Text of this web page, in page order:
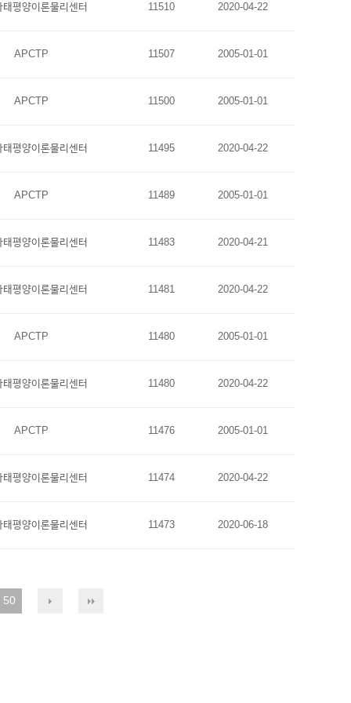
태평양이론물리센터 11510 2020-04-22
APCTP 11507 2005-01-01
APCTP 11500 2005-01-01
태평양이론물리센터 11495 2020-04-22
APCTP 11489 2005-01-01
태평양이론물리센터 11483 2020-04-21
태평양이론물리센터 11481 2020-04-22
APCTP 11480 2005-01-01
태평양이론물리센터 11480 2020-04-22
APCTP 11476 2005-01-01
태평양이론물리센터 11474 2020-04-22
태평양이론물리센터 11473 2020-06-18
50